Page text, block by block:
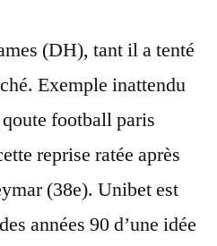
(DH), tant il a tenté
Exemple inattendu
football paris
reprise ratée après
(38e). Unibet est
années 90 d’une idée